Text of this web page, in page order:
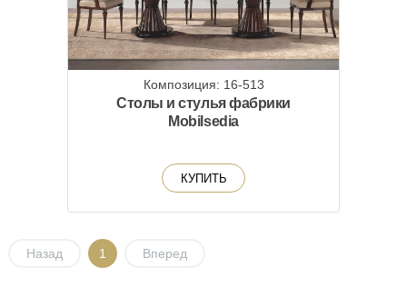
Композиция: 16-513
Столы и стулья фабрики
Mobilsedia
КУПИТЬ
Назад 1 Вперед